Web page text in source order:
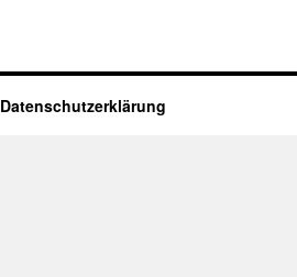
Datenschutz­erklärung